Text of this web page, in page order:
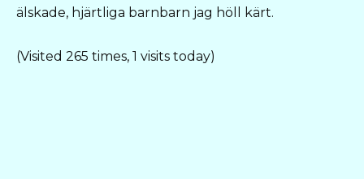
älskade, hjärtliga barnbarn jag höll kärt.
(Visited 265 times, 1 visits today)